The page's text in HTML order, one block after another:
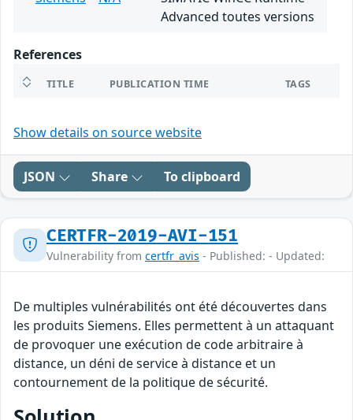
Advanced toutes versions
References
TITLE PUBLICATION TIME TAGS
Show details on source website
JSON Share To clipboard
CERTFR-2019-AVI-151
Vulnerability from certfr_avis - Published: - Updated:
De multiples vulnérabilités ont été découvertes dans
les produits Siemens. Elles permettent à un attaquant
de provoquer une exécution de code arbitraire à
distance, un déni de service à distance et un
contournement de la politique de sécurité.